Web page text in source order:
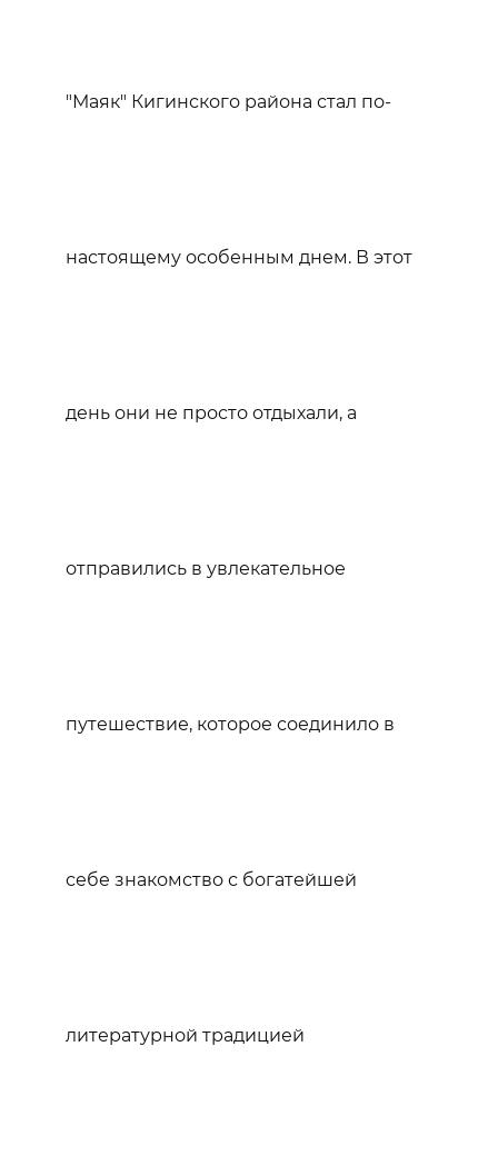
"Маяк" Кигинского района стал по-
настоящему особенным днем. В этот
день они не просто отдыхали, а
отправились в увлекательное
путешествие, которое соединило в
себе знакомство с богатейшей
литературной традицией